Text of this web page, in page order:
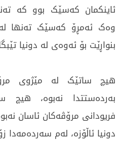
ئاینکمان کەسێک بوو کە
وەک ئەمڕۆ کەسێک تەنها
بنواڕێت بۆ ئەوەی لە دونیا
هیچ ساتێک لە مێژوی
بەردەستتدا نەبوە،
فریودانی مرۆڤەکان ئاسان
دونیا ئاڵۆزە، لەم سەردەمەدا